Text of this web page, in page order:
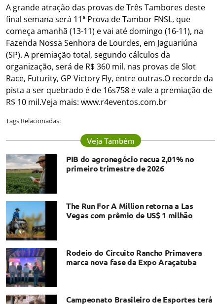
A grande atração das provas de Três Tambores deste
final semana será 11ª Prova de Tambor FNSL, que
começa amanhã (13-11) e vai até domingo (16-11), na
Fazenda Nossa Senhora de Lourdes, em Jaguariúna
(SP). A premiação total, segundo cálculos da
organização, será de R$ 360 mil, nas provas de Slot
Race, Futurity, GP Victory Fly, entre outras.O recorde da
pista a ser quebrado é de 16s758 e vale a premiação de
R$ 10 mil.Veja mais: www.r4eventos.com.br
Tags Relacionadas:
Veja Também
PIB do agronegócio recua 2,01% no
primeiro trimestre de 2026
The Run For A Million retorna a Las
Vegas com prêmio de US$ 1 milhão
Rodeio do Circuito Rancho Primavera
marca nova fase da Expo Araçatuba
Campeonato Brasileiro de Esportes terá